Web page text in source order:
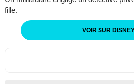
fille.
VOIR SUR